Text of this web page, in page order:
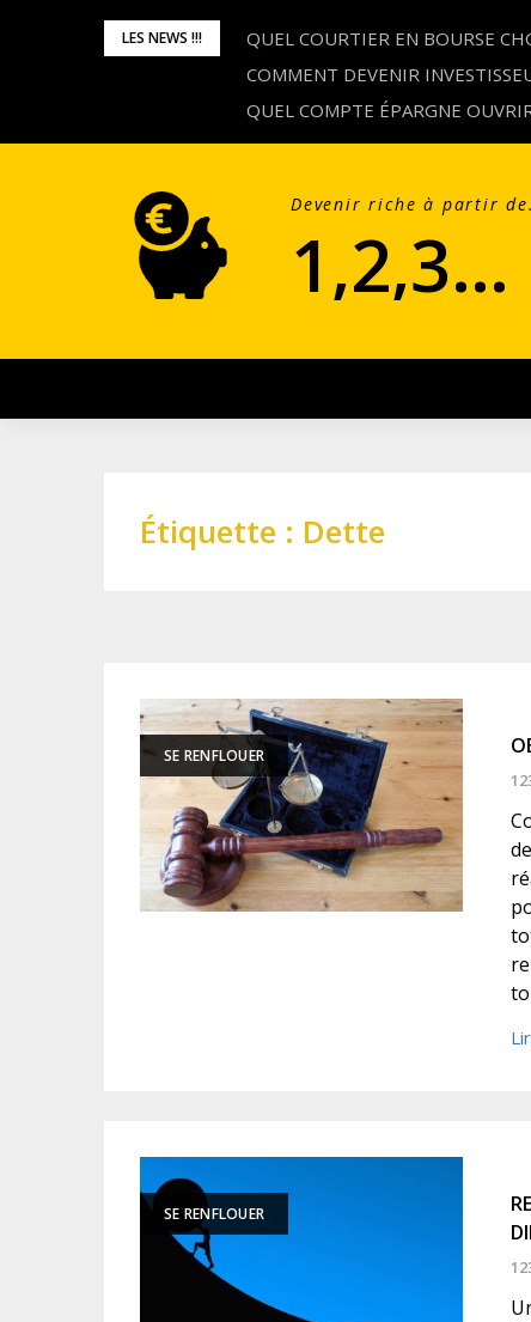
LES NEWS !!!
QUEL COURTIER EN BOURSE
COMMENT DEVENIR
QUEL COMPTE ÉPARGNE
Devenir riche à partir
1,2,3…
Étiquette : Dette
SE RENFLOUER
SE RENFLOUER